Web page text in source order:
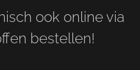
ook online via
bestellen!